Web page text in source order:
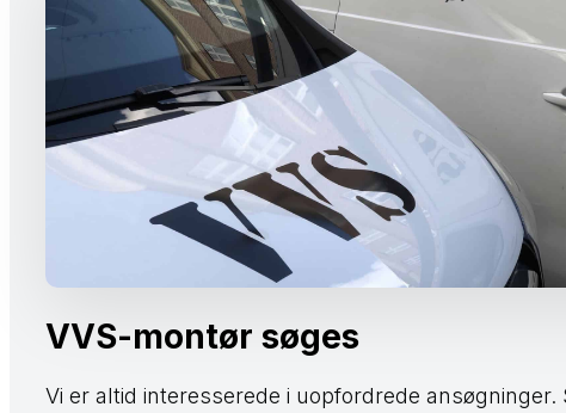
VVS-montør søges
​Vi er altid interesserede i uopfordrede